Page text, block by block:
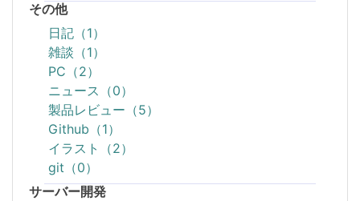
その他
日記（1）
雑談（1）
PC（2）
ニュース（0）
製品レビュー（5）
Github（1）
イラスト（2）
git（0）
サーバー開発